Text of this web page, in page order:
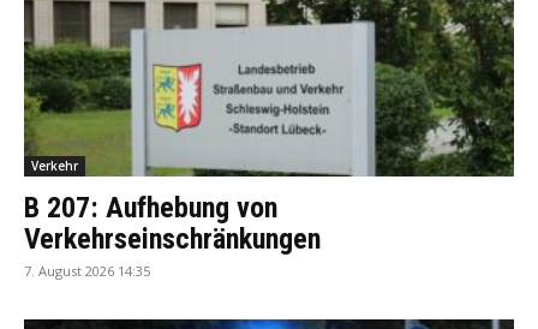
Verkehr
B 207: Aufhebung von
Verkehrseinschränkungen
7. August 2026 14:35